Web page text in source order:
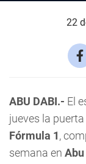
22
ABU DABI.- El
jueves la
Fórmula 1,
semana en